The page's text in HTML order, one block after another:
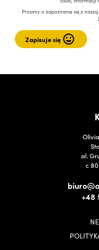
Prosimy o zapoznanie się z naszą
al.
c
+48